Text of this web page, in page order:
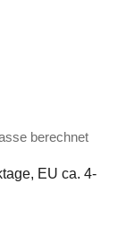
berechnet
EU ca. 4-